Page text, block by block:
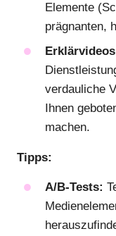
Elemente
prägnanten,
verdauliche
Ihnen
machen.
Tipps:
A/B-Tests: